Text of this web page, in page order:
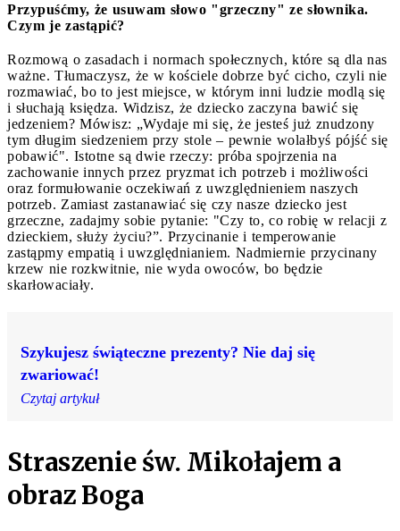
Przypuśćmy, że usuwam słowo "grzeczny" ze słownika.
Czym je zastąpić?
Rozmową o zasadach i normach społecznych, które są dla nas
ważne. Tłumaczysz, że w kościele dobrze być cicho, czyli nie
rozmawiać, bo to jest miejsce, w którym inni ludzie modlą się
i słuchają księdza. Widzisz, że dziecko zaczyna bawić się
jedzeniem? Mówisz: „Wydaje mi się, że jesteś już znudzony
tym długim siedzeniem przy stole – pewnie wolałbyś pójść się
pobawić". Istotne są dwie rzeczy: próba spojrzenia na
zachowanie innych przez pryzmat ich potrzeb i możliwości
oraz formułowanie oczekiwań z uwzględnieniem naszych
potrzeb. Zamiast zastanawiać się czy nasze dziecko jest
grzeczne, zadajmy sobie pytanie: "Czy to, co robię w relacji z
dzieckiem, służy życiu?”. Przycinanie i temperowanie
zastąpmy empatią i uwzględnianiem. Nadmiernie przycinany
krzew nie rozkwitnie, nie wyda owoców, bo będzie
skarłowaciały.
Szykujesz świąteczne prezenty? Nie daj się
zwariować!
Czytaj artykuł
Straszenie św. Mikołajem a
obraz Boga